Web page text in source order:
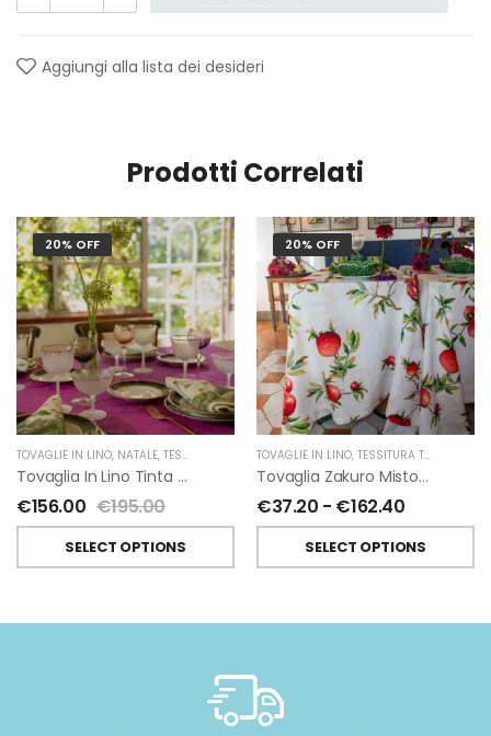
Aggiungi alla lista dei desideri
Prodotti Correlati
20% OFF
TOVAGLIE IN LINO, NATALE, TESSITURA TOSCANA TELERIE
Tovaglia In Lino Tinta Unita Di Tessitura Toscana Telerie 170×310 Cm
€156.00 €195.00
SELECT OPTIONS
20% OFF
TOVAGLIE IN LINO, TESSITURA TOSCANA TELERIE
Tovaglia Zakuro Misto Lino Di Tessitura Toscana Telerie
€37.20 - €162.40
SELECT OPTIONS